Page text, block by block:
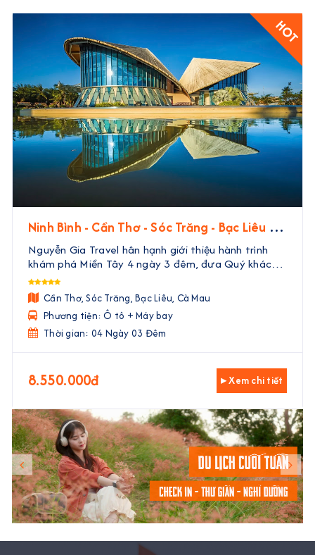
HOT
Ninh Bình - Cần Thơ - Sóc Trăng - Bạc Liêu -
Cà Mau | 4 Ngày 3 Đêm
Nguyễn Gia Travel hân hạnh giới thiệu hành trình
khám phá Miền Tây 4 ngày 3 đêm, đưa Quý khách
đến với vẻ đẹp trù phú, văn hóa độc đáo và ẩm thực
phong phú của vùng đất phương Nam. Với sự kết
hợp hoà ...
Cần Thơ, Sóc Trăng, Bạc Liêu, Cà Mau
Phương tiện: Ô tô + Máy bay
Thời gian: 04 Ngày 03 Đêm
8.550.000đ ▸ Xem chi tiết